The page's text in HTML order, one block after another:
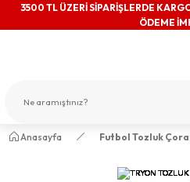
3500 TL ÜZERİ SİPARİŞLERDE
ÖDEME
Anasayfa Futbol Tozluk